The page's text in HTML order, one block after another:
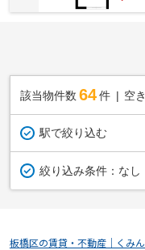
該当物件数 64件 空
駅で絞り込む
絞り込み条件： なし
板橋区の賃貸・不動産｜くみ